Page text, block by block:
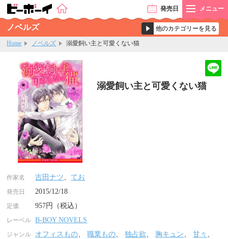
発売日 メニュー
ノベルズ
Home ノベルズ 溺愛飼い主と可愛くない猫
溺愛飼い主と可愛くない猫
作家名 吉田ナツ、 てお
発売日 2015/12/18
定価 957円（税込）
レーベル B-BOY NOVELS
ジャンル オフィスもの、職業もの、独占欲、 胸キュン、甘々 、